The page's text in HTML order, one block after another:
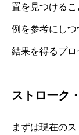
置を見つける
例を参考にしつ
結果を得るプロ
ストローク
まずは現在の